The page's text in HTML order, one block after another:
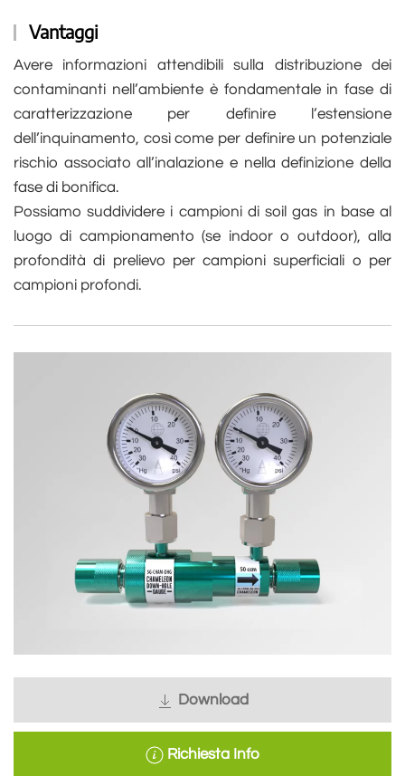
Vantaggi
Avere informazioni attendibili sulla distribuzione dei
contaminanti nell’ambiente è fondamentale in fase di
caratterizzazione per definire l’estensione
dell’inquinamento, così come per definire un potenziale
rischio associato all’inalazione e nella definizione della
fase di bonifica.
Possiamo suddividere i campioni di soil gas in base al
luogo di campionamento (se indoor o outdoor), alla
profondità di prelievo per campioni superficiali o per
campioni profondi.
Download
Richiesta Info